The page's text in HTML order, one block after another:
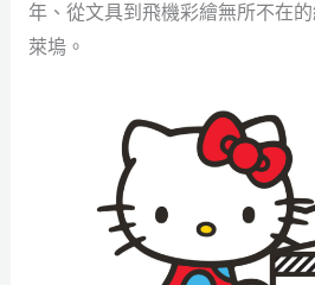
年、從文具到飛機彩繪無所不在
萊塢。